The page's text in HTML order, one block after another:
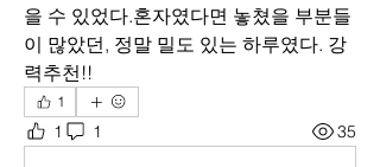
을 수 있었다.혼자였다면 놓쳤을 부분들
이 많았던, 정말 밀도 있는 하루였다. 강
력추천!!
1
1 1 35